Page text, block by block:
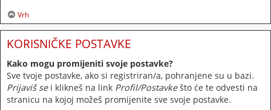
Vrh
KORISNIČKE POSTAVKE
Kako mogu promijeniti svoje postavke?
Sve tvoje postavke, ako si registriran/a, pohranjene su u bazi.
Prijaviš sei klikneš na link Profil/Postavkešto će te odvesti na
stranicu na kojoj možeš promijenite sve svoje postavke.